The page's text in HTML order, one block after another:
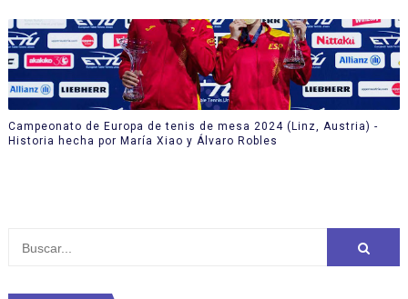
Campeonato de Europa de tenis de mesa 2024 (Linz, Austria) -
Historia hecha por María Xiao y Álvaro Robles